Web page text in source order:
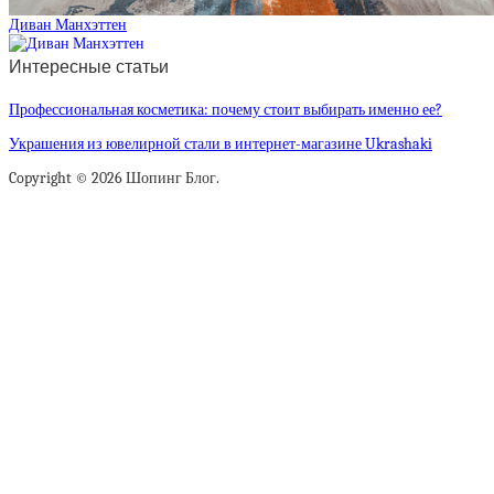
Диван Манхэттен
Интересные статьи
Профессиональная косметика: почему стоит выбирать именно ее?
Украшения из ювелирной стали в интернет-магазине Ukrashaki
Copyright © 2026 Шопинг Блог.